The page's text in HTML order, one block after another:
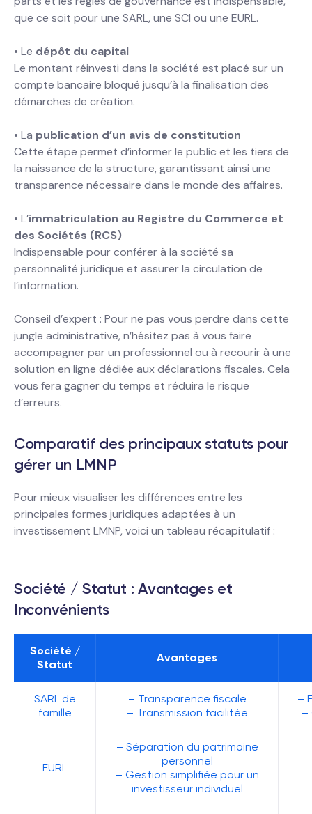
que ce soit pour une SARL, une SCI ou une EURL.
• Le dépôt du capital
Le montant réinvesti dans la société est placé sur un
compte bancaire bloqué jusqu’à la finalisation des
démarches de création.
• La publication d’un avis de constitution
Cette étape permet d’informer le public et les tiers de
la naissance de la structure, garantissant ainsi une
transparence nécessaire dans le monde des affaires.
• L’immatriculation au Registre du Commerce et
des Sociétés (RCS)
Indispensable pour conférer à la société sa
personnalité juridique et assurer la circulation de
l’information.
Conseil d’expert : Pour ne pas vous perdre dans cette
jungle administrative, n’hésitez pas à vous faire
accompagner par un professionnel ou à recourir à une
solution en ligne dédiée aux déclarations fiscales. Cela
vous fera gagner du temps et réduira le risque
d’erreurs.
Comparatif des principaux statuts pour
gérer un LMNP
Pour mieux visualiser les différences entre les
principales formes juridiques adaptées à un
investissement LMNP, voici un tableau récapitulatif :
Société / Statut : Avantages et
Inconvénients
Société /
Statut
Avantages
SARL de
famille
– Transparence fiscale
– Transmission facilitée
–
–
EURL
– Séparation du patrimoine
personnel
– Gestion simplifiée pour un
investisseur individuel